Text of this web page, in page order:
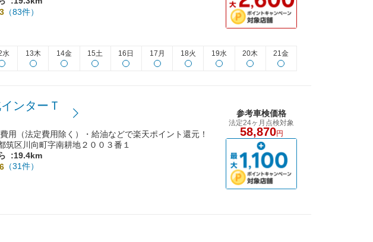
（83件）
水 13木 14金 15土 16日 17月 18火 19水 20木 21金
ンターＴ
用（法定費用除く）・給油などで楽天ポイント還元！
筑区川向町字南耕地２００３番１
:19.4km
（31件）
参考車検価格
法定24ヶ月点検対象
58,870円